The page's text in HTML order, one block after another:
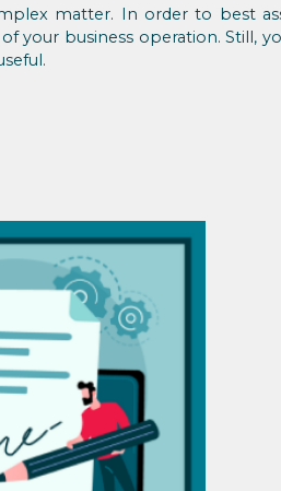
matter. In order to best
your business operation. Still,